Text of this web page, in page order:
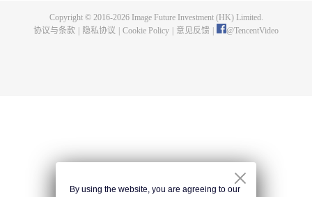
Copyright © 2016-2026Image Future Investment (HK) Limited.
协议与条款
隐私协议 Cookie Policy 意见反馈 @TencentVideo
By using the website, you are agreeing to our